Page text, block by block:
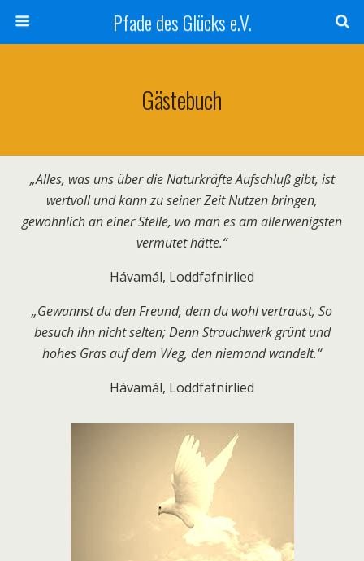
Pfade des Glücks e.V.
Gästebuch
„Alles, was uns über die Naturkräfte Aufschluß gibt, ist
wertvoll und kann zu seiner Zeit Nutzen bringen,
gewöhnlich an einer Stelle, wo man es am allerwenigsten
vermutet hätte.“
Hávamál, Loddfafnirlied
„Gewannst du den Freund, dem du wohl vertraust, So
besuch ihn nicht selten; Denn Strauchwerk grünt und
hohes Gras auf dem Weg, den niemand wandelt.“
Hávamál, Loddfafnirlied